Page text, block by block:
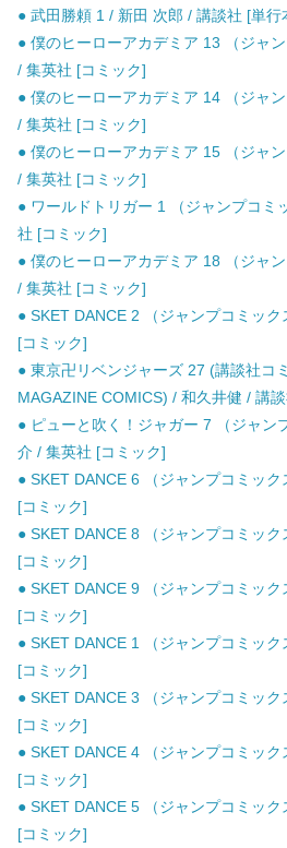
● 武田勝頼 1 / 新田 次郎 / 講談社 [単行
● 僕のヒーローアカデミア 13 （ジャ
/ 集英社 [コミック]
● 僕のヒーローアカデミア 14 （ジャ
/ 集英社 [コミック]
● 僕のヒーローアカデミア 15 （ジャ
/ 集英社 [コミック]
● ワールドトリガー 1 （ジャンプコミ
社 [コミック]
● 僕のヒーローアカデミア 18 （ジャ
/ 集英社 [コミック]
● SKET DANCE 2 （ジャンプコミッ
[コミック]
● 東京卍リベンジャーズ 27 (講談社コ
MAGAZINE COMICS) / 和久井健 / 講
● ピューと吹く！ジャガー 7 （ジャン
介 / 集英社 [コミック]
● SKET DANCE 6 （ジャンプコミッ
[コミック]
● SKET DANCE 8 （ジャンプコミッ
[コミック]
● SKET DANCE 9 （ジャンプコミッ
[コミック]
● SKET DANCE 1 （ジャンプコミッ
[コミック]
● SKET DANCE 3 （ジャンプコミッ
[コミック]
● SKET DANCE 4 （ジャンプコミッ
[コミック]
● SKET DANCE 5 （ジャンプコミッ
[コミック]